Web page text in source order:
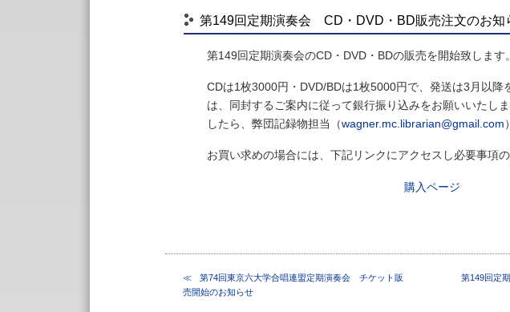
第149回定期演奏会 CD・DVD・BD販売注文のお知
第149回定期演奏会のCD・DVD・BDの販売を開始致します。
CDは1枚3000円・DVD/BDは1枚5000円で、発送は3月以降
は、同封するご案内に従って銀行振り込みをお願いいたし
したら、弊団記録物担当（wagner.mc.librarian@gmail.com
お買い求めの場合には、下記リンクにアクセスし必要事項
購入ページ
第74回東京六大学合唱連盟定期演奏会 チケット販
売開始のお知らせ
第149回定